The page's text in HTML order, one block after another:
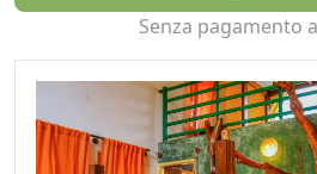
Senza pagamento